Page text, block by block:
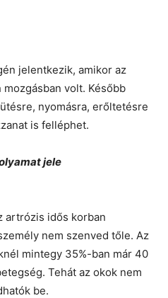
jelentkezik, amikor az
volt. Később
nyomásra, erőltetésre
is felléphet.
jele
artrózis idős korban
nem szenved tőle. Az
mintegy 35%-ban már 40
Tehát az okok nem
be.